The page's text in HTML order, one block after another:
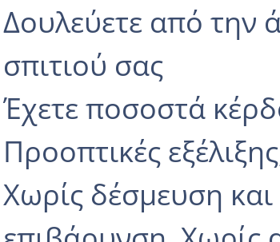
Δουλεύετε από την
σπιτιού σας
Έχετε ποσοστά
Προοπτικές
Χωρίς δέσμευση και